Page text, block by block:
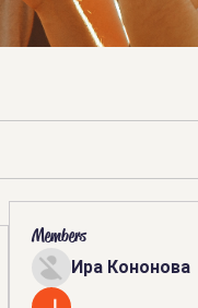
Members
Ира Кононова